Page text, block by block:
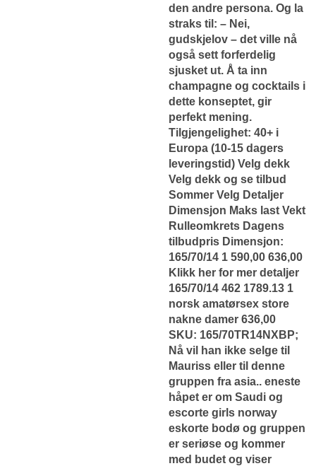
den andre persona. Og la
straks til: – Nei,
gudskjelov – det ville nå
også sett forferdelig
sjusket ut. Å ta inn
champagne og cocktails i
dette konseptet, gir
perfekt mening.
Tilgjengelighet: 40+ i
Europa (10-15 dagers
leveringstid) Velg dekk
Velg dekk og se tilbud
Sommer Velg Detaljer
Dimensjon Maks last Vekt
Rulleomkrets Dagens
tilbudpris Dimensjon:
165/70/14 1 590,00 636,00
Klikk her for mer detaljer
165/70/14 462 1789.13 1
norsk amatørsex store
nakne damer 636,00
SKU: 165/70TR14NXBP;
Nå vil han ikke selge til
Mauriss eller til denne
gruppen fra asia.. eneste
håpet er om Saudi og
escorte girls norway
eskorte bodø og gruppen
er seriøse og kommer
med budet og viser